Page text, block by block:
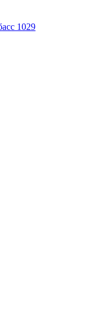
1029